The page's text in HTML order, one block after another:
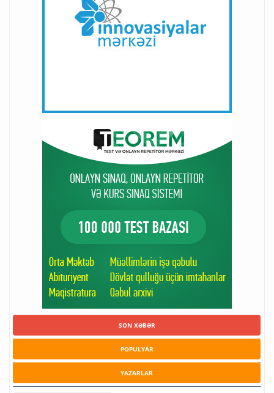
SON XƏBƏR
POPULYAR
YAZARLAR